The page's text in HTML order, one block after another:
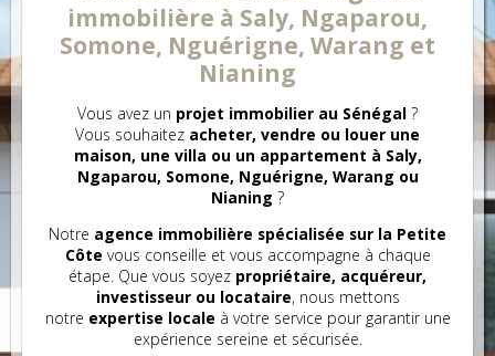
immobilière à Saly, Ngaparou,
Somone, Nguérigne, Warang et
Nianing
Vous avez un projet immobilier au Sénégal ?
Vous souhaitez acheter, vendre ou louer une
maison, une villa ou un appartement à Saly,
Ngaparou, Somone, Nguérigne, Warang ou
Nianing ?
Notre agence immobilière spécialisée sur la Petite
Côte vous conseille et vous accompagne à chaque
étape. Que vous soyez propriétaire, acquéreur,
investisseur ou locataire, nous mettons
notre expertise locale à votre service pour garantir une
expérience sereine et sécurisée.